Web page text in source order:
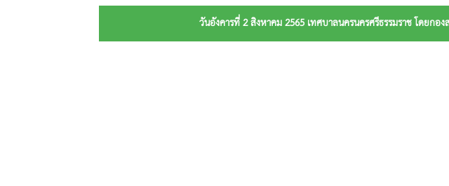
วันอังคารที่ 2 สิงหาคม 2565 เทศบาลนครนครศรีธรรมราช โดย